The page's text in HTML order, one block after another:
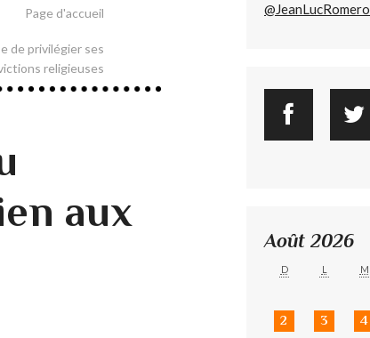
Page d'accueil
de privilégier ses
religieuses
aux
@JeanLucRomero
Août 2026
D L M
2
3 4